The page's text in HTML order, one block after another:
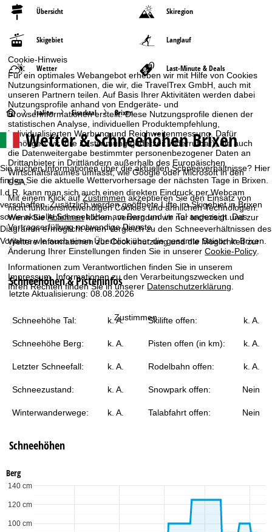
Cookie-Hinweis
Für ein optimales Webangebot erheben wir mit Hilfe von Cookies
Nutzungsinformationen, die wir, die TravelTrex GmbH, auch mit
unseren Partnern teilen. Auf Basis Ihrer Aktivitäten werden dabei
Nutzungsprofile anhand von Endgeräte- und
Browserinformationen erstellt. Diese Nutzungsprofile dienen der
statistischen Analyse, individuellen Produktempfehlung,
individualisierten Werbung und Reichweitenmessung. Dafür
benötigen wir Ihre Zustimmung (jederzeit widerrufbar), die auch
die Datenweitergabe bestimmter personenbezogener Daten an
Drittanbieter in Drittländern außerhalb des Europäischen
Wirtschaftsraumes umfasst, wie Google oder Microsoft in den
USA.
Mit einem Klick aufZustimmenakzeptieren Sie den Einsatz von
nicht funktionsnotwendigen Cookies und ähnlichen Technologien.
Wenn SieAblehnenklicken, verwenden wir nur technisch und zur
Vertragserfüllung notwendige Dienste.
Weitere Informationen zur Cookienutzung und die Möglichkeit zur
Änderung Ihrer Einstellungen finden Sie in unsererCookie-Policy
Informationen zum Verantwortlichen finden Sie in unserem
Impressum. Informationen zu den Verarbeitungszwecken und
Ihren Rechten finden Sie in unserer Datenschutzerklärung
Zustimmen
Übersicht Skiregion
Skigebiet Langlauf
Wetter Last-Minute & Deals
S
t
a
r
t
s
i
Italien Eisacktal Brixen
Wetter & Schneehöhen Brixen
Sie suchen Informationen über die aktuellen Schneeverhältnisse? Hier
finden Sie die aktuelle Wettervorhersage der nächsten Tage in Brixen.
I.d.R. kann man sich auch einen direkten Eindruck per Webcam
verschaffen. Zusätzlich werden geöffnete Lifte im Skigebiet in Brixen
sowie aktuelle Schneehöhen am Berg und im Tal angezeigt. Das
Diagramm ermöglicht einen Vergleich zu den Schneeverhältnissen des
Vorjahrs wie auch einen Überblick über die gesamte Saison in Brixen.
Schneehöhen & Pisteninfos
letzte Aktualisierung: 08.08.2026
Schneehöhe Tal: k. A. Skilifte offen: k. A.
Schneehöhe Berg: k. A. Pisten offen (in km): k. A.
Letzter Schneefall: k. A. Rodelbahn offen: k. A.
Schneezustand: k. A. Snowpark offen: Nein
Winterwanderwege: k. A. Talabfahrt offen: Nein
Schneehöhen
Berg
100 cm
120 cm
140 cm